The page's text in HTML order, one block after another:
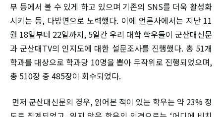
부 등에서 볼 수 있게 하고 있으며 기존의 SNS를 더욱 활성화
시키는 등, 다방면으로 노력했다. 이에 언론사에서는 지난 11
월 18일부터 22일까지, 5일간 우리 대학 학우들이 군산대신문
과 군산대TV의 인지도에 대한 설문조사를 진행했다. 총 51개
학과를 대상으로 학과당 10명을 뽑아 무작위로 진행되었으며,
총 510장 중 485장이 회수되었다.
먼저 군산대신문의 경우, 읽어본 적이 있는 학우는 약 23% 정